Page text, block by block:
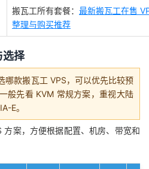
搬瓦工所有套餐： 最新搬瓦工在售
整理与购买推荐
选择
哪款搬瓦工 VPS，可以优先比较预
般先看 KVM 常规方案，重视大陆
E。
方案，方便根据配置、机房、带宽和